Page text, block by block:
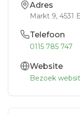
Adres
Markt 9, 4531
Telefoon
0115 785 747
Website
Bezoek